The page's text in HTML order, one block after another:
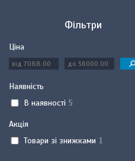
Фільтри
Ціна
Наявність
В наявності 5
Акція
Товари зі знижками 1